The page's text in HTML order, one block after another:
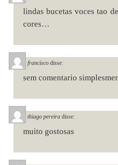
lindas bucetas voces tao
cores…
francisco disse:
sem comentario
thiago pereira disse:
muito gostosas